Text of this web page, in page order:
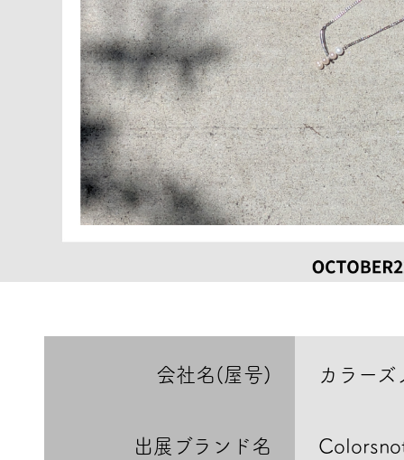
会社名(屋号) カラーズ
出展ブランド名